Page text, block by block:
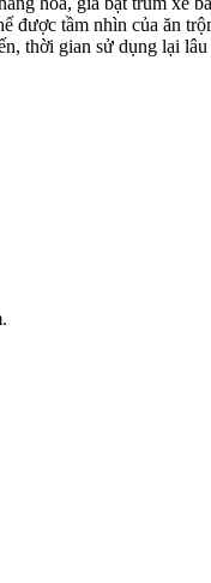
được tầm nhìn của ăn
thời gian sử dụng lại